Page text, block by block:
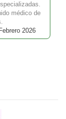
médico de
2026